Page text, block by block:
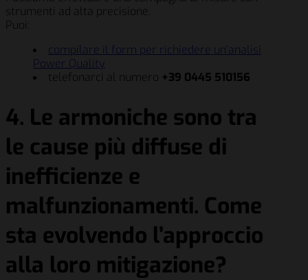
strumenti ad alta precisione.
Puoi:
compilare il form per richiedere un’analisi
Power Quality
telefonarci al numero +39 0445 510156
4. Le armoniche sono tra
le cause più diffuse di
inefficienze e
malfunzionamenti. Come
sta evolvendo l’approccio
alla loro mitigazione?